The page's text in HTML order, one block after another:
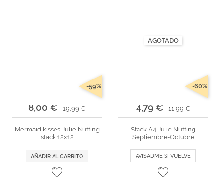
8,00 € 19,99 €
-59%
Mermaid kisses Julie Nutting
stack 12x12
AÑADIR AL CARRITO
AGOTADO
4,79 € 11,99 €
-60%
Stack A4 Julie Nutting
Septiembre-Octubre
AVISADME SI VUELVE